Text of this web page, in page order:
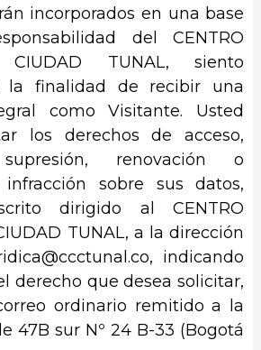
incorporados en una base
del CENTRO
CIUDAD TUNAL, siento
la finalidad de recibir una
como Visitante. Usted
los derechos de acceso,
renovación o
sobre sus datos,
dirigido al CENTRO
TUNAL, a la dirección
indicando
derecho que desea solicitar,
ordinario remitido a la
47B sur Nº 24 B-33 (Bogotá